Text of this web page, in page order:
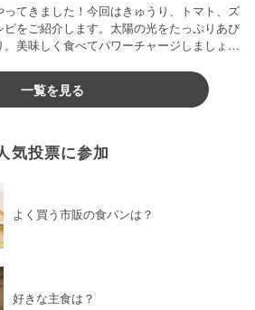
てきました！今回はきゅうり、トマト、ズ
をご紹介します。太陽の光をたっぷりあび
美味しく食べてパワーチャージしましょう
一覧を見る
気投票に参加
よく買う市販の食パンは？
好きな主食は？